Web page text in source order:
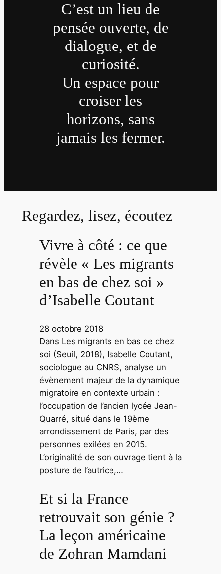
C’est un lieu de
pensée ouverte, de
dialogue, et de
curiosité.
Un espace pour
croiser les
horizons, sans
jamais les fermer.
Regardez, lisez, écoutez
Vivre à côté : ce que
révèle « Les migrants
en bas de chez soi »
d’Isabelle Coutant
28 octobre 2018
Dans Les migrants en bas de chez
soi (Seuil, 2018), Isabelle Coutant,
sociologue au CNRS, analyse un
évènement majeur de la dynamique
migratoire en contexte urbain :
l’occupation de l’ancien lycée Jean-
Quarré, situé dans le 19ème
arrondissement de Paris, par des
personnes exilées en 2015.
L’originalité de son ouvrage tient à la
posture de l’autrice,…
Et si la France
retrouvait son génie ?
La leçon américaine
de Zohran Mamdani